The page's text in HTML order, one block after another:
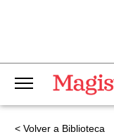
< Volver a Biblioteca